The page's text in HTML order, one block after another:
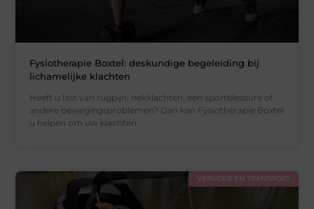
Fysiotherapie Boxtel: deskundige begeleiding bij
lichamelijke klachten
Heeft u last van rugpijn, nekklachten, een sportblessure of
andere bewegingsproblemen? Dan kan Fysiotherapie Boxtel
u helpen om uw klachten
VERVOER EN TRANSPORT